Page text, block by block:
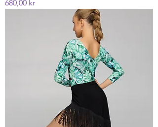
Pris
680,00 kr